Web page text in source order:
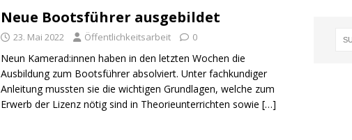
Neue Bootsführer ausgebildet
23. Mai 2022 Öffentlichkeitsarbeit 0
Neun Kamerad:innen haben in den letzten Wochen die
Ausbildung zum Bootsführer absolviert. Unter fachkundiger
Anleitung mussten sie die wichtigen Grundlagen, welche zum
Erwerb der Lizenz nötig sind in Theorieunterrichten sowie […]